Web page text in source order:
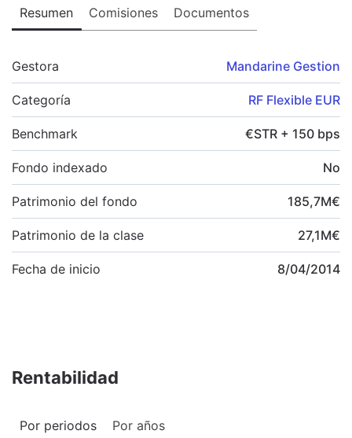
Resumen Comisiones Documentos
Gestora Mandarine Gestion
Categoría RF Flexible EUR
Benchmark €STR + 150 bps
Fondo indexado No
Patrimonio del fondo 185,7M€
Patrimonio de la clase 27,1M€
Fecha de inicio 8/04/2014
Rentabilidad
Por periodos Por años